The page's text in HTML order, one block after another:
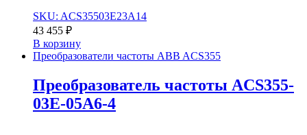
SKU: ACS35503E23A14
43 455 ₽
В корзину
Преобразователи частоты ABB ACS355
Преобразователь частоты ACS355-
03E-05A6-4